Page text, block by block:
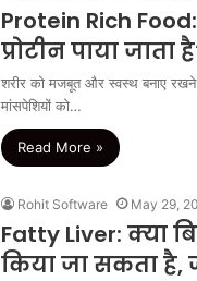
Protein Rich
प्रोटीन पाया
शरीर को मजबूत और स्वस्थ बनाए रखने
मांसपेशियों को…
Read More »
Rohit Software May 29,
Fatty Liver: क्या
किया जा सकता